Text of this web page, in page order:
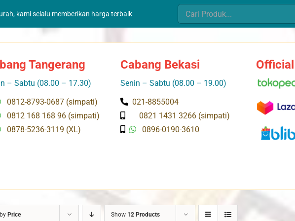
kami selalu memberikan harga terbaik
Search
for:
Tangerang
– Sabtu (08.00 – 17.30)
0812-8793-0687 (simpati)
0812 168 168 96 (simpati)
0878-5236-3119 (XL)
Cabang Bekasi
Senin – Sabtu (08.00 – 19.00)
021-8855004
0821 1431 3266 (simpati)
0896-0190-3610
Price Show 12 Products